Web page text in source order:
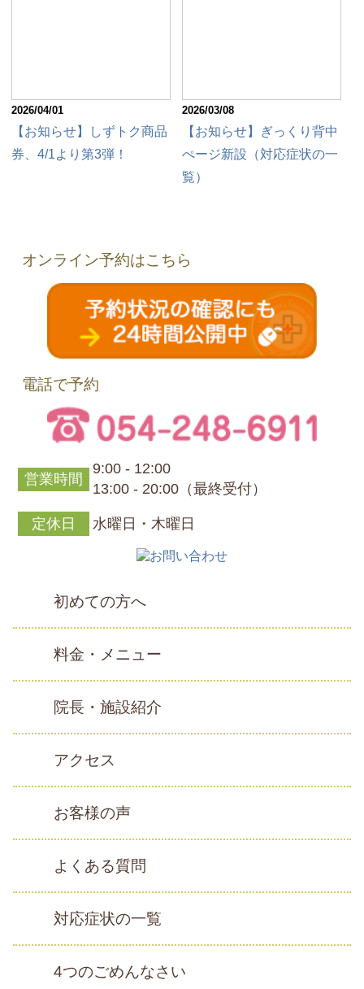
2026/04/01
【お知らせ】しずトク商品
券、4/1より第3弾！
2026/03/08
【お知らせ】ぎっくり背中
ぺージ新設（対応症状の一
覧）
オンライン予約はこちら
電話で予約
営業時間
9:00 - 12:00
13:00 - 20:00（最終受付）
定休日 水曜日・木曜日
初めての方へ
料金・メニュー
院長・施設紹介
アクセス
お客様の声
よくある質問
対応症状の一覧
4つのごめんなさい